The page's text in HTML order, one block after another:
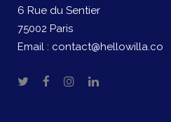
6 Rue du Sentier
75002 Paris
Email : contact@hellowilla.co